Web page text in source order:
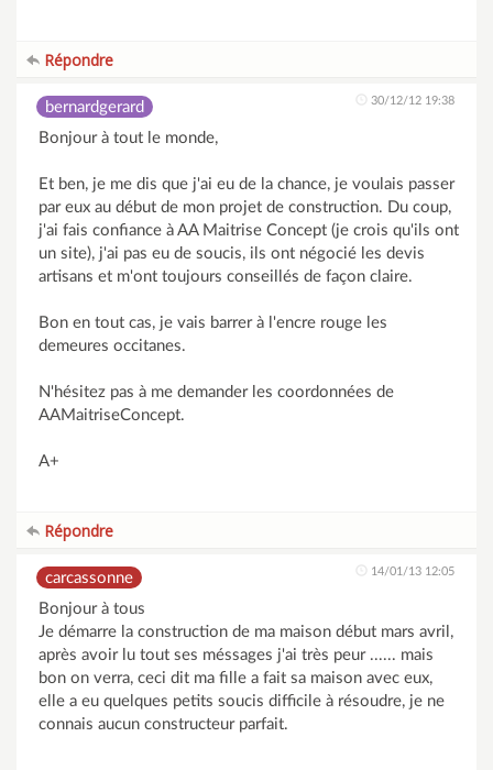
Répondre
bernardgerard 30/12/12 19:38
Bonjour à tout le monde,
Et ben, je me dis que j'ai eu de la chance, je voulais passer
par eux au début de mon projet de construction. Du coup,
j'ai fais confiance à AA Maitrise Concept (je crois qu'ils ont
un site), j'ai pas eu de soucis, ils ont négocié les devis
artisans et m'ont toujours conseillés de façon claire.
Bon en tout cas, je vais barrer à l'encre rouge les
demeures occitanes.
N'hésitez pas à me demander les coordonnées de
AAMaitriseConcept.
A+
Répondre
carcassonne 14/01/13 12:05
Bonjour à tous
Je démarre la construction de ma maison début mars avril,
après avoir lu tout ses méssages j'ai très peur ...... mais
bon on verra, ceci dit ma fille a fait sa maison avec eux,
elle a eu quelques petits soucis difficile à résoudre, je ne
connais aucun constructeur parfait.